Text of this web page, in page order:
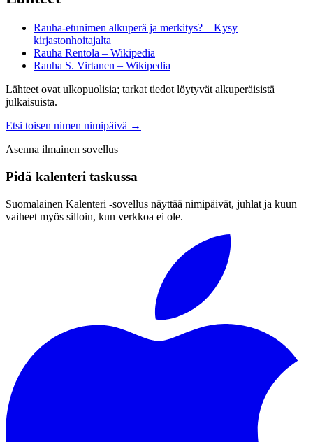
Rauha-etunimen alkuperä ja merkitys? – Kysy
kirjastonhoitajalta
Rauha Rentola – Wikipedia
Rauha S. Virtanen – Wikipedia
Lähteet ovat ulkopuolisia; tarkat tiedot löytyvät alkuperäisistä
julkaisuista.
Etsi toisen nimen nimipäivä →
Asenna ilmainen sovellus
Pidä kalenteri taskussa
Suomalainen Kalenteri ‑sovellus näyttää nimipäivät, juhlat ja kuun
vaiheet myös silloin, kun verkkoa ei ole.